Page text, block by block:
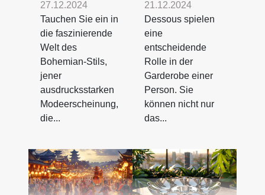
27.12.2024
Tauchen Sie ein in
die faszinierende
Welt des
Bohemian-Stils,
jener
ausdrucksstarken
Modeerscheinung,
die...
21.12.2024
Dessous spielen
eine
entscheidende
Rolle in der
Garderobe einer
Person. Sie
können nicht nur
das...